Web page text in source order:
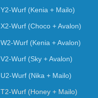
Y2-Wurf (Kenia + Mailo)
X2-Wurf (Choco + Avalon)
W2-Wurf (Kenia + Avalon)
V2-Wurf (Sky + Avalon)
U2-Wurf (Nika + Mailo)
T2-Wurf (Honey + Mailo)